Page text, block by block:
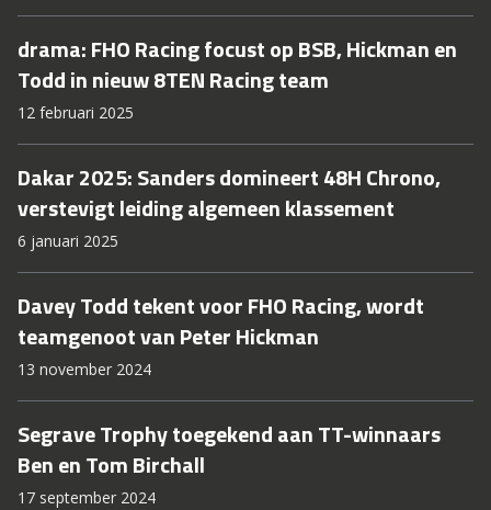
drama: FHO Racing focust op BSB, Hickman en
Todd in nieuw 8TEN Racing team
12 februari 2025
Dakar 2025: Sanders domineert 48H Chrono,
verstevigt leiding algemeen klassement
6 januari 2025
Davey Todd tekent voor FHO Racing, wordt
teamgenoot van Peter Hickman
13 november 2024
Segrave Trophy toegekend aan TT-winnaars
Ben en Tom Birchall
17 september 2024